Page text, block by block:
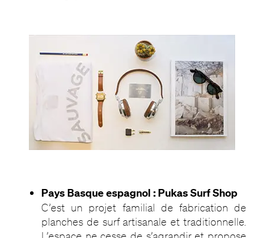
Pays Basque espagnol : Pukas Surf Shop
C’est un projet familial de fabrication de
planches de surf artisanale et traditionnelle.